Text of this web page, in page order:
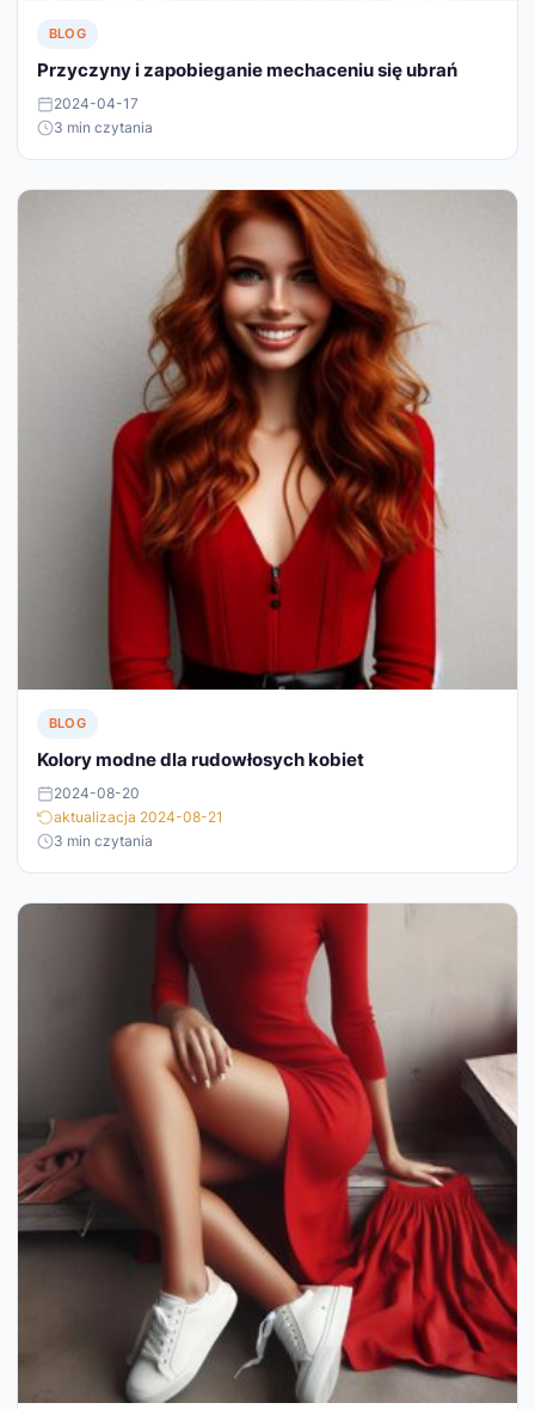
BLOG
Przyczyny i zapobieganie mechaceniu się ubrań
2024-04-17
3 min czytania
BLOG
Kolory modne dla rudowłosych kobiet
2024-08-20
aktualizacja 2024-08-21
3 min czytania